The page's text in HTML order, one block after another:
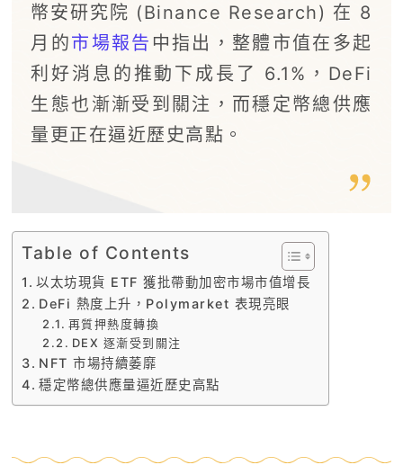
幣安研究院 (Binance Research) 在 8
月的市場報告 中指出，整體市值在多起
利好消息的推動下成長了 6.1%，DeFi
生態也漸漸受到關注，而穩定幣總供應
量更正在逼近歷史高點。
Table of Contents
以太坊現貨 ETF 獲批帶動加密市場市值增長
DeFi 熱度上升，Polymarket 表現亮眼
再質押熱度轉換
DEX 逐漸受到關注
NFT 市場持續萎靡
穩定幣總供應量逼近歷史高點